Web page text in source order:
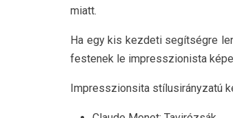
miatt.
Ha egy kis kezdeti segítségre
festenek le impresszionista
Impresszionsita stílusirányzatú